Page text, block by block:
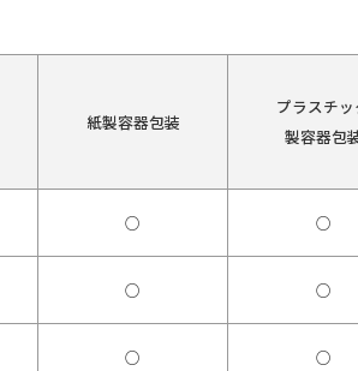
紙製容器包装
プラスチッ
製容器包
○ ○
○ ○
○ ○